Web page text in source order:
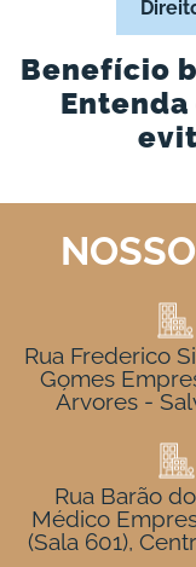
Benefício
Rua Frederico
Gomes
Árvores -
Rua Barão
Médico
(Sala 601),